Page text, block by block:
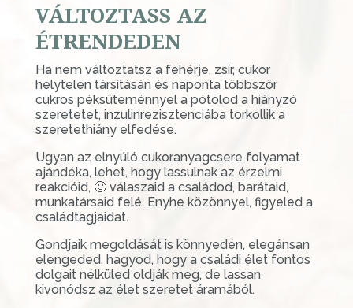
VÁLTOZTASS AZ
ÉTRENDEDEN
Ha nem változtatsz a fehérje, zsír, cukor
helytelen társításán és naponta többször
cukros péksüteménnyel a pótolod a hiányzó
szeretetet, inzulinrezisztenciába torkollik a
szeretethiány elfedése.
Ugyan az elnyúló cukoranyagcsere folyamat
ajándéka, lehet, hogy lassulnak az érzelmi
reakcióid, 🙂 válaszaid a családod, barátaid,
munkatársaid felé. Enyhe közönnyel, figyeled a
családtagjaidat.
Gondjaik megoldását is könnyedén, elegánsan
elengeded, hagyod, hogy a családi élet fontos
dolgait nélküled oldják meg, de lassan
kivonódsz az élet szeretet áramából.